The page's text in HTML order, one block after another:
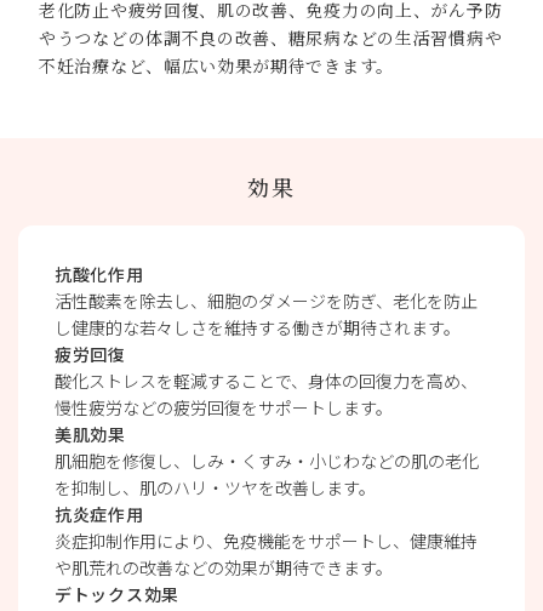
老化防止や疲労回復、肌の改善、免疫力の向上、がん予防
やうつなどの体調不良の改善、糖尿病などの生活習慣病や
不妊治療など、幅広い効果が期待できます。
効果
抗酸化作用
活性酸素を除去し、細胞のダメージを防ぎ、老化を防止
し健康的な若々しさを維持する働きが期待されます。
疲労回復
酸化ストレスを軽減することで、身体の回復力を高め、
慢性疲労などの疲労回復をサポートします。
美肌効果
肌細胞を修復し、しみ・くすみ・小じわなどの肌の老化
を抑制し、肌のハリ・ツヤを改善します。
抗炎症作用
炎症抑制作用により、免疫機能をサポートし、健康維持
や肌荒れの改善などの効果が期待できます。
デトックス効果